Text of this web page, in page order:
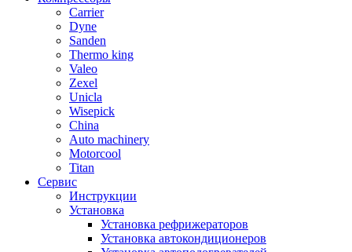
Carrier
Dyne
Sanden
Thermo king
Valeo
Zexel
Unicla
Wisepick
China
Auto machinery
Motorcool
Titan
Сервис
Инструкции
Установка
Установка рефрижераторов
Установка автокондиционеров